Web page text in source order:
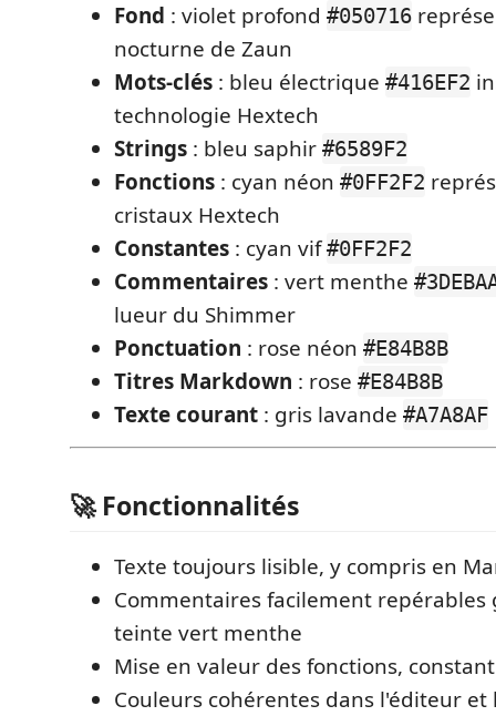
Fond : violet profond #050716
nocturne de Zaun
Mots-clés : bleu électrique #416EF2
technologie Hextech
Strings : bleu saphir #6589F2
Fonctions : cyan néon #0FF2F2
cristaux Hextech
Constantes : cyan vif#0FF2F2
Commentaires : vert menthe
lueur du Shimmer
Ponctuation : rose néon #E84B8B
Titres Markdown : rose #E84B8B
Texte courant : gris lavande #A7A8AF
🚀 Fonctionnalités
Texte toujours lisible, y compris en
Commentaires facilement repérables
teinte vert menthe
Mise en valeur des fonctions,
Couleurs cohérentes dans l'éditeur